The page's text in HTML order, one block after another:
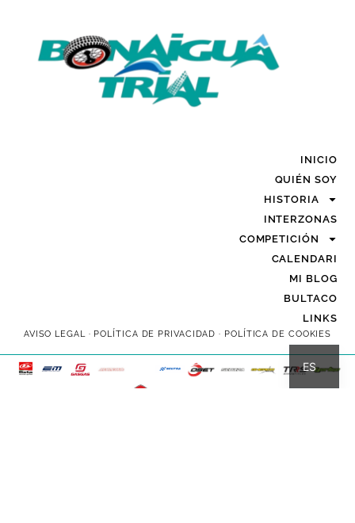
INICIO
QUIÉN SOY
HISTORIA
INTERZONAS
COMPETICIÓN
CALENDARI
MI BLOG
BULTACO
LINKS
AVISO LEGAL· POLÍTICA DE PRIVACIDAD · POLÍTICA DE COOKIES
ES
CA